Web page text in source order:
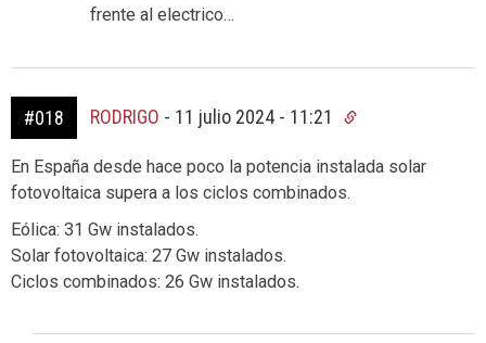
frente al electrico…
#018 RODRIGO - 11 julio 2024 - 11:21
En España desde hace poco la potencia instalada solar
fotovoltaica supera a los ciclos combinados.
Eólica: 31 Gw instalados.
Solar fotovoltaica: 27 Gw instalados.
Ciclos combinados: 26 Gw instalados.